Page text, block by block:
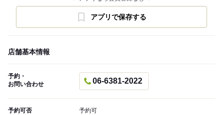
アプリで保存する
店舗基本情報
予約・
お問い合わせ
06-6381-2022
予約可否 予約可